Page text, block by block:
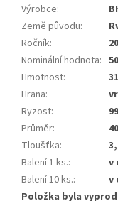
Výrobce:
Země původu:
Ročník:
Nominální hodnota:
Hmotnost:
Hrana:
Ryzost:
Průměr:
Tloušťka:
Balení 1 ks.:
v
Balení 10 ks.:
v
Položka byla